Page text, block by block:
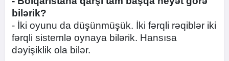
bilərik?
- İki oyunu da düşünmüşük. İki fərqli rəqiblər iki
fərqli sistemlə oynaya bilərik. Hansısa
dəyişiklik ola bilər.